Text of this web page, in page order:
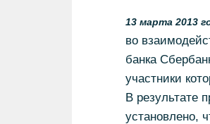
13 марта 2013
во
банка
участники
В результате
установлено,